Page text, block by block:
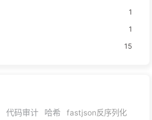
1
1
15
代码审计 哈希
fastjson反序列化